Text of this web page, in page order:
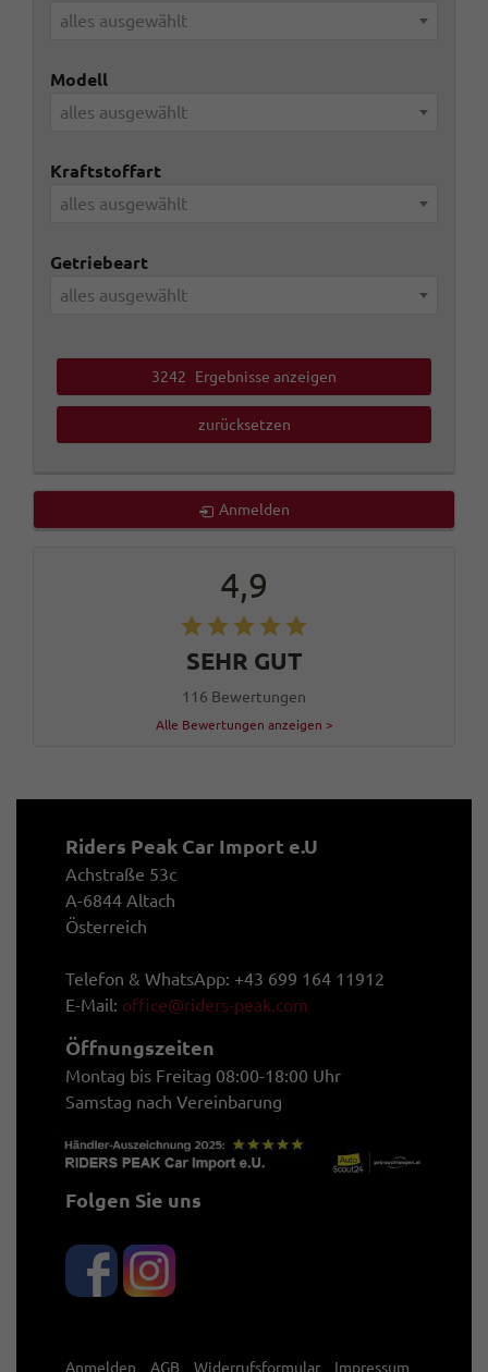
alles ausgewählt
Modell
alles ausgewählt
Kraftstoffart
alles ausgewählt
Getriebeart
alles ausgewählt
3242 Ergebnisse anzeigen
zurücksetzen
Anmelden
4,9
SEHR GUT
116 Bewertungen
Alle Bewertungen anzeigen >
Riders Peak Car Import e.U
Achstraße 53c
A-6844 Altach
Österreich
Telefon & WhatsApp: +43 699 164 11912
E-Mail: office@riders-peak.com
Öffnungszeiten
Montag bis Freitag 08:00-18:00 Uhr
Samstag nach Vereinbarung
Folgen Sie uns
Anmelden AGB Widerrufsformular Impressum